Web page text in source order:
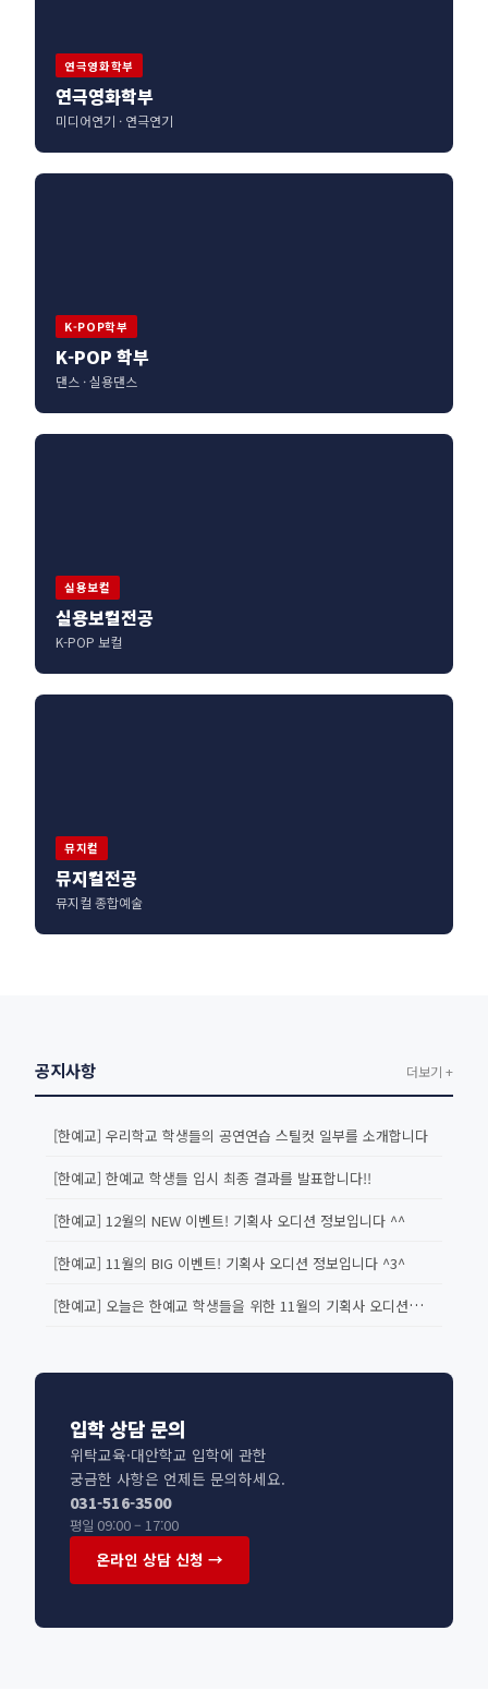
연극영화학부
연극영화학부
미디어연기 · 연극연기
K-POP학부
K-POP 학부
댄스 · 실용댄스
실용보컬
실용보컬전공
K-POP 보컬
뮤지컬
뮤지컬전공
뮤지컬 종합예술
공지사항 더보기 +
[한예교] 우리학교 학생들의 공연연습 스틸컷 일부를 소개합니다
[한예교] 한예교 학생들 입시 최종 결과를 발표합니다!!
[한예교] 12월의 NEW 이벤트! 기획사 오디션 정보입니다 ^^
[한예교] 11월의 BIG 이벤트! 기획사 오디션 정보입니다 ^3^
[한예교] 오늘은 한예교 학생들을 위한 11월의 기획사 오디션을 소개합...
입학 상담 문의
위탁교육·대안학교 입학에 관한
궁금한 사항은 언제든 문의하세요.
031-516-3500
평일 09:00 – 17:00
온라인 상담 신청 →